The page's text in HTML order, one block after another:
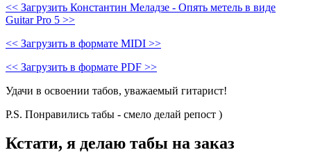
<< Загрузить Константин Меладзе - Опять метель в виде
Guitar Pro 5 >>
<< Загрузить в формате MIDI >>
<< Загрузить в формате PDF >>
Удачи в освоении табов, уважаемый гитарист!
P.S. Понравились табы - смело делай репост )
Кстати, я делаю табы на заказ